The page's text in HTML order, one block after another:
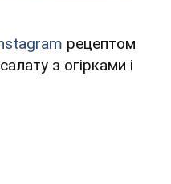
рецептом
з огірками і